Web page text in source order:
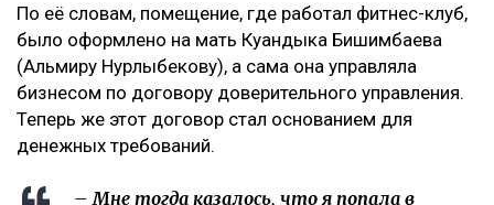
По её словам, помещение, где работал фитнес-клуб,
было оформлено на мать Куандыка Бишимбаева
(Альмиру Нурлыбекову), а сама она управляла
бизнесом по договору доверительного управления.
Теперь же этот договор стал основанием для
денежных требований.
– Мне тогда казалось, что я попала в